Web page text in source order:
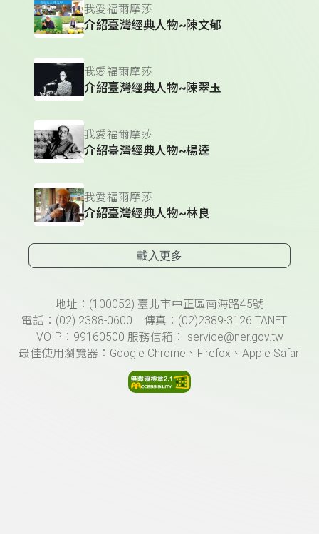
我愛福爾摩莎
介紹臺灣經典人物~陳文郁
我愛福爾摩莎
介紹臺灣經典人物~陳翠玉
我愛福爾摩莎
介紹臺灣經典人物~楊逵
我愛福爾摩莎
介紹臺灣經典人物~林良
載入更多
頁尾資訊地址：(100052) 臺北市中正區南海路45號
電話：(02) 2388-0600 傳真：(02)2389-3126 TANET
VOIP：99160500 服務信箱： service@ner.gov.tw
最佳使用瀏覽器：Google Chrome、Firefox、Apple Safari